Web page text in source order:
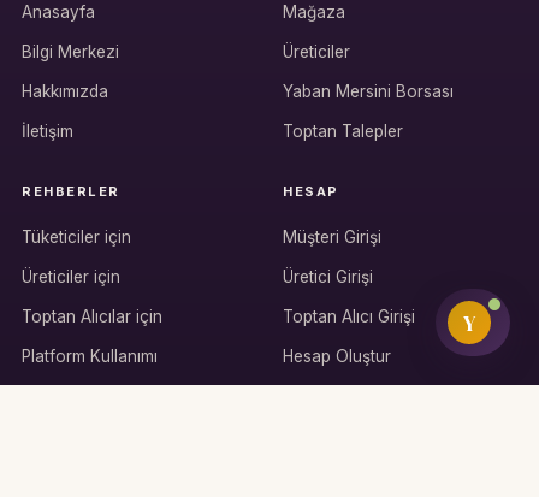
B2B alıcı paneli
Anasayfa
Bilgi Merkezi
Hakkımızda
İletişim
Mağaza
Üreticiler
Yaban Mersini Borsası
Toptan Talepler
REHBERLER
Tüketiciler için
Üreticiler için
Toptan Alıcılar için
Platform Kullanımı
HESAP
Müşteri Girişi
Üretici Girişi
Toptan Alıcı Girişi
Hesap Oluştur
Y